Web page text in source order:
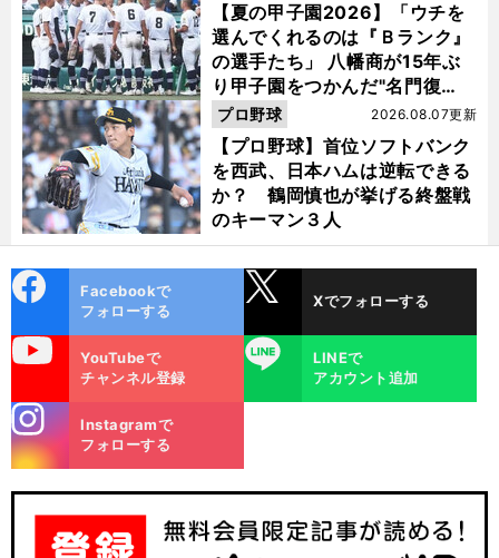
【夏の甲子園2026】「ウチを
選んでくれるのは『Ｂランク』
の選手たち」 八幡商が15年ぶ
り甲子園をつかんだ"名門復
活"の舞台裏
【プロ野球】首位ソフトバンク
を西武、日本ハムは逆転できる
か？ 鶴岡慎也が挙げる終盤戦
のキーマン３人
2026.08.07更新
プロ野球
ok
Facebookで
フォローする
Xでフォローする
YouTubeで
チャンネル登録
LINE
LINEで
アカウント追加
m
Instagramで
フォローする